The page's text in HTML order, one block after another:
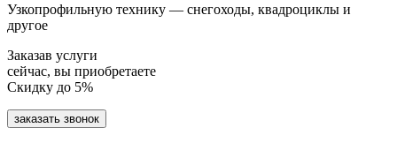
Узкопрофильную технику — снегоходы, квадроциклы и
другое
Заказав услуги
сейчас, вы приобретаете
Скидку до 5%
заказать звонок